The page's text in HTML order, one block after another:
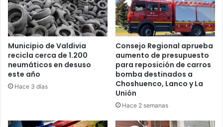
Municipio de Valdivia
recicla cerca de 1.200
neumáticos en desuso
este año
Hace 3 días
Consejo Regional aprueba
aumento de presupuesto
para reposición de carros
bomba destinados a
Choshuenco, Lanco y La
Unión
Hace 2 semanas